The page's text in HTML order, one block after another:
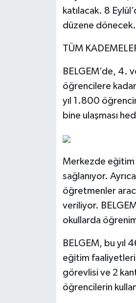
katılacak. 8
düzene dönecek.
TÜM
BELGEM’de, 4.
öğrencilere
yıl 1.800
bine ulaşması
Merkezde
sağlanıyor.
öğretmenler
veriliyor.
okullarda
BELGEM, bu yıl
eğitim
görevlisi ve 2
öğrencilerin